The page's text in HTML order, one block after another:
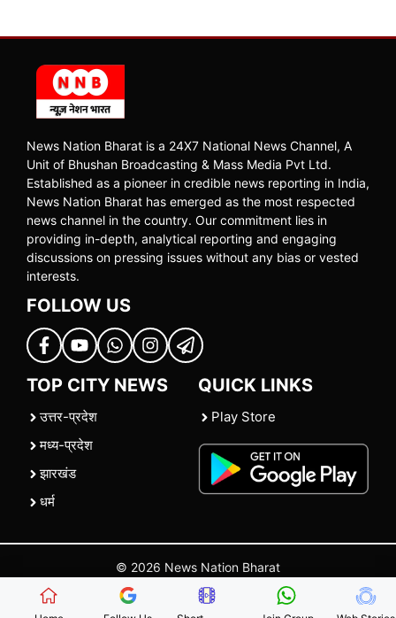
News Nation Bharat is a 24X7 National News Channel, A
Unit of Bhushan Broadcasting & Mass Media Pvt Ltd.
Established as a pioneer in credible news reporting in India,
News Nation Bharat has emerged as the most respected
news channel in the country. Our commitment lies in
providing in-depth, analytical reporting and engaging
discussions on pressing issues without any bias or vested
interests.
FOLLOW US
TOP CITY NEWS
उत्तर-प्रदेश
मध्य-प्रदेश
झारखंड
धर्म
QUICK LINKS
Play Store
© 2026 News Nation Bharat
| |Contact Us |Policies Terms and Conditions